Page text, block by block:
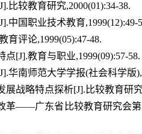
比较教育研究,2000(01):34-38.
中国职业技术教育,1999(12):49-
育评论,1999(05):47-48.
[J].教育与职业,1999(09):57-58.
南师范大学学报(社会科学版
战略特点探析[J].比较教育研究
革——广东省比较教育研究会